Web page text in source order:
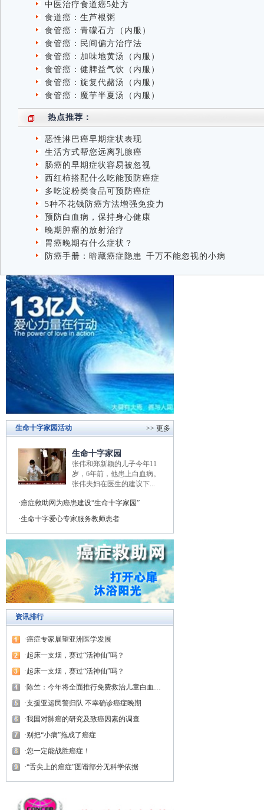
中医治疗食道癌5处方
食道癌：生芦根粥
食管癌：青礞石方（内服）
食管癌：民间偏方治疗法
食管癌：加味地黄汤（内服）
食管癌：健脾益气饮（内服）
食管癌：旋复代赭汤（内服）
食管癌：魔芋半夏汤（内服）
热点推荐：
恶性淋巴癌早期症状表现
生活方式帮您远离乳腺癌
肠癌的早期症状容易被忽视
西红柿搭配什么吃能预防癌症
多吃淀粉类食品可预防癌症
5种不花钱防癌方法增强免疫力
预防白血病，保持身心健康
晚期肿瘤的放射治疗
胃癌晚期有什么症状？
防癌手册：暗藏癌症隐患 千万不能忽视的小病
生命十字家园活动 >> 更多
生命十字家园
张伟和郑新颖的儿子今年11
岁，6年前，他患上白血病。
张伟夫妇在医生的建议下...
癌症救助网为癌患建设“生命十字家园”
生命十字爱心专家服务教师患者
资讯排行
癌症专家展望亚洲医学发展
起床一支烟，赛过“活神仙”吗？
起床一支烟，赛过“活神仙”吗？
陈竺：今年将全面推行免费救治儿童白血病与先天性心脏病
支援亚运民警归队 不幸确诊癌症晚期
我国对肺癌的研究及致癌因素的调查
别把“小病”拖成了癌症
您一定能战胜癌症！
“舌尖上的癌症”图谱部分无科学依据